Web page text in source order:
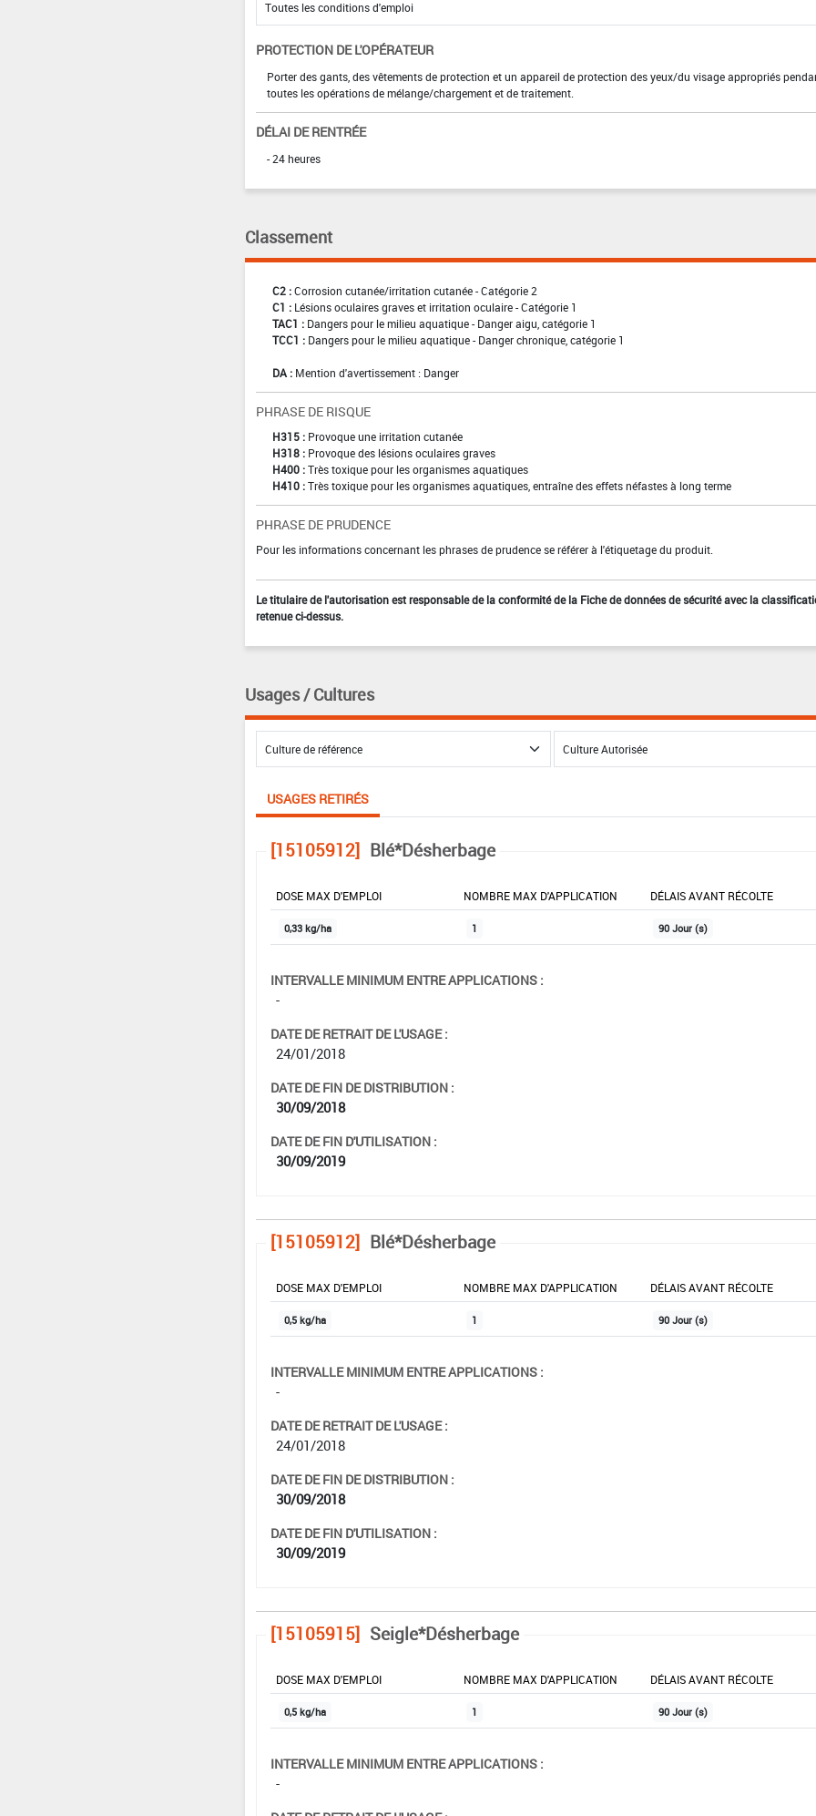
PROTECTION DE L'OPÉRATEUR
Porter des gants, des vêtements de protection et un appareil de protection des yeux/du visage appropriés
toutes les opérations de mélange/chargement et de traitement.
DÉLAI DE RENTRÉE
- 24 heures
Classement
C2 : Corrosion cutanée/irritation cutanée - Catégorie 2
C1 : Lésions oculaires graves et irritation oculaire - Catégorie 1
TAC1 : Dangers pour le milieu aquatique - Danger aigu, catégorie 1
TCC1 : Dangers pour le milieu aquatique - Danger chronique, catégorie 1
DA : Mention d'avertissement : Danger
PHRASE DE RISQUE
H315 : Provoque une irritation cutanée
H318 : Provoque des lésions oculaires graves
H400 : Très toxique pour les organismes aquatiques
H410 : Très toxique pour les organismes aquatiques, entraîne des effets néfastes à long terme
PHRASE DE PRUDENCE
Pour les informations concernant les phrases de prudence se référer à l'étiquetage du produit.
Le titulaire de l'autorisation est responsable de la conformité de la Fiche de données de sécurité avec la
retenue ci-dessus.
Usages / Cultures
USAGES RETIRÉS
[15105912] Blé*Désherbage
DOSE MAX D'EMPLOI NOMBRE MAX D'APPLICATION DÉLAIS AVANT RÉCOLTE
0,33 kg/ha 1 90 Jour (s)
INTERVALLE MINIMUM ENTRE APPLICATIONS :
-
DATE DE RETRAIT DE L'USAGE :
24/01/2018
DATE DE FIN DE DISTRIBUTION :
30/09/2018
DATE DE FIN D'UTILISATION :
30/09/2019
[15105912] Blé*Désherbage
DOSE MAX D'EMPLOI NOMBRE MAX D'APPLICATION DÉLAIS AVANT RÉCOLTE
0,5 kg/ha 1 90 Jour (s)
INTERVALLE MINIMUM ENTRE APPLICATIONS :
-
DATE DE RETRAIT DE L'USAGE :
24/01/2018
DATE DE FIN DE DISTRIBUTION :
30/09/2018
DATE DE FIN D'UTILISATION :
30/09/2019
[15105915] Seigle*Désherbage
DOSE MAX D'EMPLOI NOMBRE MAX D'APPLICATION DÉLAIS AVANT RÉCOLTE
0,5 kg/ha 1 90 Jour (s)
INTERVALLE MINIMUM ENTRE APPLICATIONS :
-